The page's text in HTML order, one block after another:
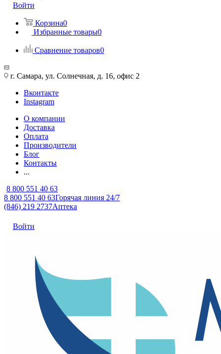
Войти
Корзина0
Избранные товары0
Сравнение товаров0
г. Самара, ул. Солнечная, д. 16, офис 2
Вконтакте
Instagram
О компании
Доставка
Оплата
Производители
Блог
Контакты
...
8 800 551 40 63
8 800 551 40 63Горячая линия 24/7
(846) 219 2737Аптека
Войти